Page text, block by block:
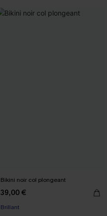
Bikini noir col plongeant
39,00 €
Brillant